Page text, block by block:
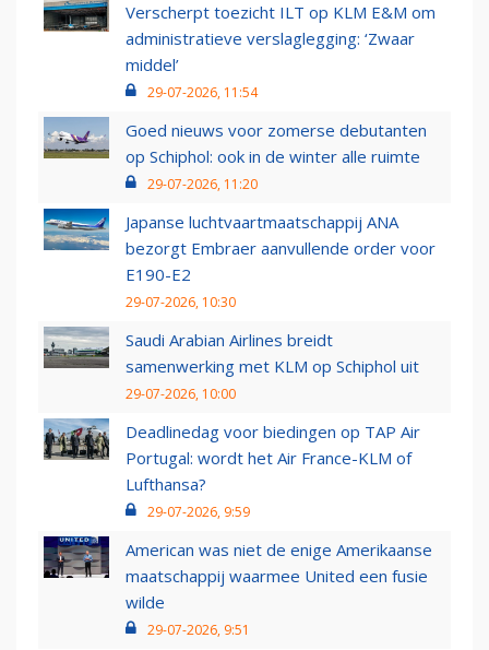
Verscherpt toezicht ILT op KLM E&M om
administratieve verslaglegging: ‘Zwaar
middel’
29-07-2026, 11:54
Goed nieuws voor zomerse debutanten
op Schiphol: ook in de winter alle ruimte
29-07-2026, 11:20
Japanse luchtvaartmaatschappij ANA
bezorgt Embraer aanvullende order voor
E190-E2
29-07-2026, 10:30
Saudi Arabian Airlines breidt
samenwerking met KLM op Schiphol uit
29-07-2026, 10:00
Deadlinedag voor biedingen op TAP Air
Portugal: wordt het Air France-KLM of
Lufthansa?
29-07-2026, 9:59
American was niet de enige Amerikaanse
maatschappij waarmee United een fusie
wilde
29-07-2026, 9:51